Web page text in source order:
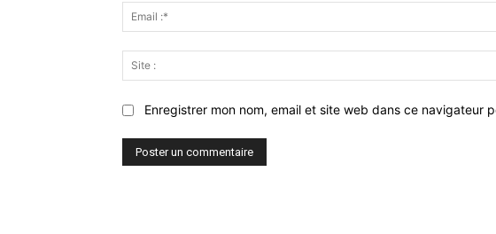
Enregistrer mon nom, email et site web dans ce navigateur